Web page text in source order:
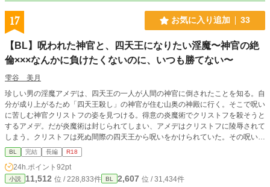
17 お気に入り追加 33
【BL】呪われた神官と、四天王になりたい淫魔〜神官の絶
倫×××なんかに負けたくないのに、いつも勝てない〜
雫谷 美月
珍しい男の淫魔アメデは、四天王の一人が人間の神官に倒されたことを知る。自
分が成り上がるため「四天王殺し」の神官が住む山奥の神殿に行く。そこで呪い
に苦しむ神官クリストフの姿を見つける。得意の炎魔術でクリストフを殺そうと
するアメデ。だが炎魔術は封じられてしまい、アメデはクリストフに陵辱されて
しまう。クリストフは死ぬ間際の四天王から呪いをかけられていた。その呪い
は、夜になると抑えきれない獣じみた性欲があふれ出る呪いだった。 「絶対に
あの神官を殺して、四天王になってやる！」 呪いにかかった人間の神官（攻）×
絶対に四天王になりたいセックスに弱すぎる淫魔（受） ※エロがある話は、タ
イトルの末尾に※がつきます。 ※ムーンライトノベルズさんからの転載で
BL 完結 長編 R18
24h.ポイント 92pt
小説 11,512 位 / 228,833件 BL 2,607 位 / 31,434件